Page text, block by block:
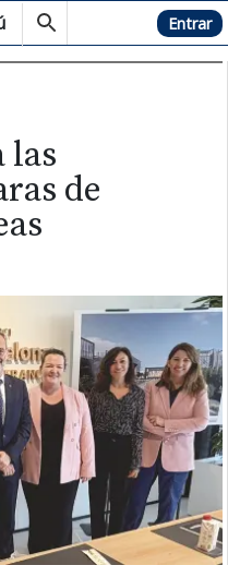
Hemeroteca Entrar
las
de